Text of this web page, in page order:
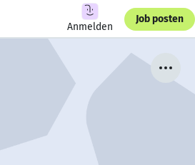
Anmelden
Job posten